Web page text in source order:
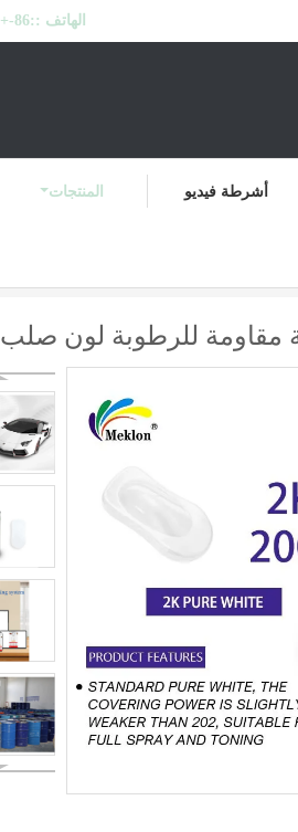
الهاتف ::86-+8613822162990-+8613392100968
المنتجات أشرطة فيديو
مقاومة للرطوبة لون صلب